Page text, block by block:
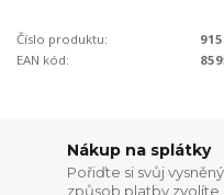
Číslo produktu:
EAN kód:
Nákup na splátky
Pořiďte si svůj
způsob platby zvolíte